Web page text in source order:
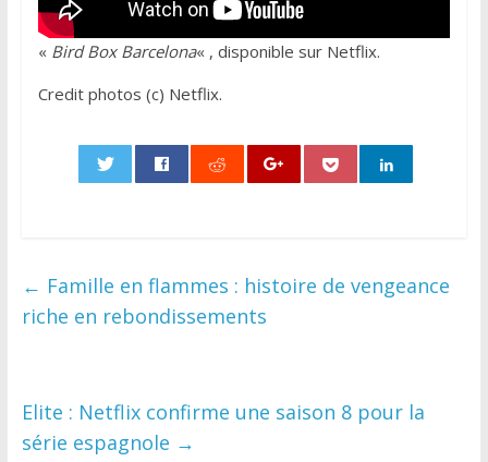
« Bird Box Barcelona« , disponible sur Netflix.
Credit photos (c) Netflix.
← Famille en flammes : histoire de vengeance
riche en rebondissements
Elite : Netflix confirme une saison 8 pour la
série espagnole →